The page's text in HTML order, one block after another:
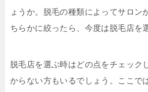
ょうか。脱毛の種類によってサロン
ちらかに絞ったら、今度は脱毛店を
脱毛店を選ぶ時はどの点をチェック
からない方もいるでしょう。ここで